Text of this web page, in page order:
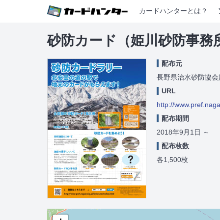
カードハンターとは？
砂防カード（姫川砂防事務
配布元
長野県治水砂防協
URL
http://
配布期間
2018年9月1日 ～
配布枚数
各1,500枚